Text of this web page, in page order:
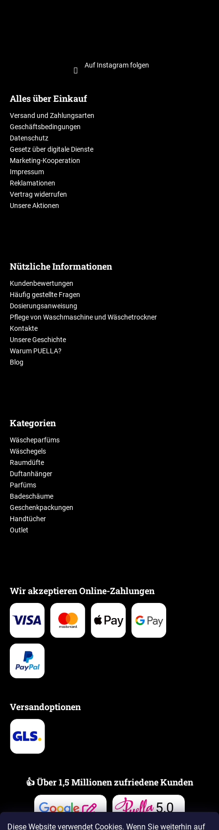
Diese Website verwendet Cookies. Wenn Sie weiterhin auf
Auf Instagram folgen
Alles über Einkauf
Versand und Zahlungsarten
Geschäftsbedingungen
Datenschutz
Gesetz über digitale Dienste
Marketing-Kooperation
Impressum
Reklamationen
Vertrag widerrufen
Unsere Aktionen
Nützliche Informationen
Kundenbewertungen
Häufig gestellte Fragen
Dosierungsanweisung
Pflege von Waschmaschine und Wäschetrockner
Kontakte
Unsere Geschichte
Warum PUELLA?
Blog
Kategorien
Wäscheparfüms
Wäschegels
Raumdüfte
Duftanhänger
Parfüms
Badeschäume
Geschenkpackungen
Handtücher
Outlet
Wir akzeptieren Online-Zahlungen
Versandoptionen
👍 Über 1,5 Millionen zufriedene Kunden
Bewertungen
5,0